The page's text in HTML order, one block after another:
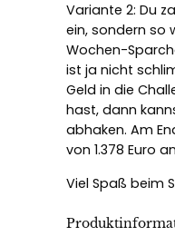
Variante 2: Du
ein, sondern so
Wochen-
ist ja nicht
Geld in die
hast, dann
abhaken. Am
von 1.378 Euro
Viel Spaß beim